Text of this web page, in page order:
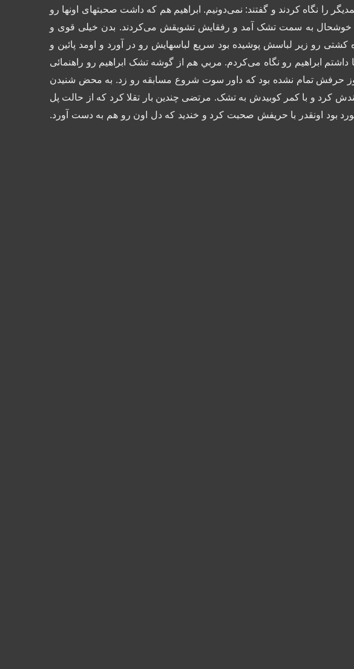
را نگاه کردند و گفتند: نمی‌دونیم. ابراهیم هم که داشت صحبتهای اونها رو
به سمت تشک آمد و رفقایش تشویقش می‌کردند. بدن خیلی قوی و
کشتی رو زیر لباسش پوشیده بود سریع لباسهایش رو در آورد و اومد پائین و
ابراهیم رو نگاه می‌کردم. مربي هم از گوشه تشک ابراهیم رو راهنمائی
حرفش تمام نشده بود که داور سوت شروع مسابقه رو زد. به محض شنیدن
کرد و با کمر کوبیدش به تشک. مرتضی چندین بار تقلا کرد که از حالت پل
که خیلی خوش برخورد بود اونقدر با حریفش صحبت کرد و خندید که دل اون رو هم به دست آورد.